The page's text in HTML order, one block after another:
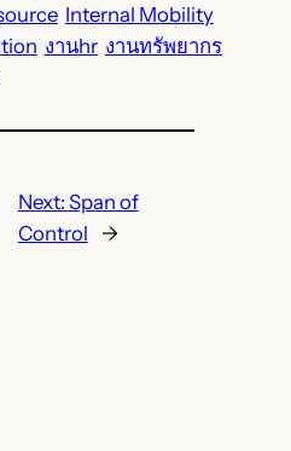
Internal Mobility
งานhr งานทรัพยากร
Next: Span of
Control
→